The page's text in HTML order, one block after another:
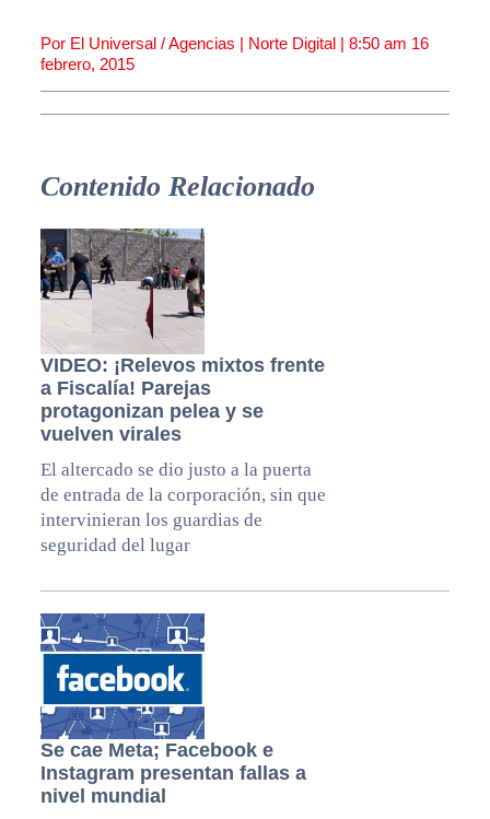
Por El Universal / Agencias | Norte Digital | 8:50 am 16
febrero, 2015
Contenido Relacionado
VIDEO: ¡Relevos mixtos frente
a Fiscalía! Parejas
protagonizan pelea y se
vuelven virales
El altercado se dio justo a la puerta
de entrada de la corporación, sin que
intervinieran los guardias de
seguridad del lugar
Se cae Meta; Facebook e
Instagram presentan fallas a
nivel mundial